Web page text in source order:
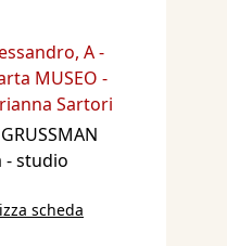
, A -
MUSEO -
Sartori
- studio
scheda